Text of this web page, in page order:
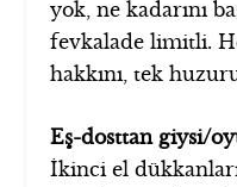
yok, ne kadarını
fevkalade limitli.
hakkını, tek
Eş-dosttan giysi/
İkinci el